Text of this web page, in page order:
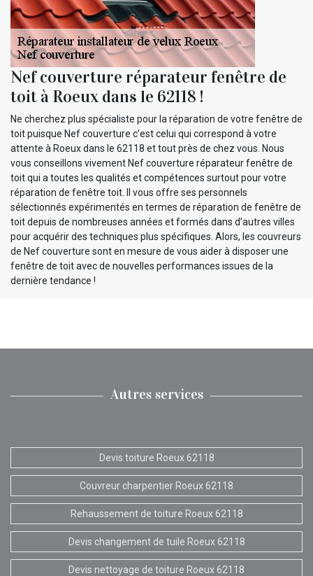
Nef couverture réparateur fenêtre de
toit à Roeux dans le 62118 !
Ne cherchez plus spécialiste pour la réparation de votre fenêtre de
toit puisque Nef couverture c’est celui qui correspond à votre
attente à Roeux dans le 62118 et tout près de chez vous. Nous
vous conseillons vivement Nef couverture réparateur fenêtre de
toit qui a toutes les qualités et compétences surtout pour votre
réparation de fenêtre toit. Il vous offre ses personnels
sélectionnés expérimentés en termes de réparation de fenêtre de
toit depuis de nombreuses années et formés dans d’autres villes
pour acquérir des techniques plus spécifiques. Alors, les couvreurs
de Nef couverture sont en mesure de vous aider à disposer une
fenêtre de toit avec de nouvelles performances issues de la
dernière tendance !
Autres services
Devis toiture Roeux 62118
Couvreur charpentier Roeux 62118
Rehaussement de toiture Roeux 62118
Devis changement de tuile Roeux 62118
Devis nettoyage de toiture Roeux 62118